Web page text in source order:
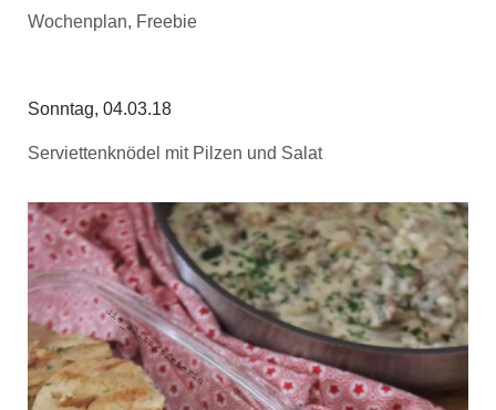
Sonntag, 04.03.18
Serviettenknödel mit Pilzen und Salat